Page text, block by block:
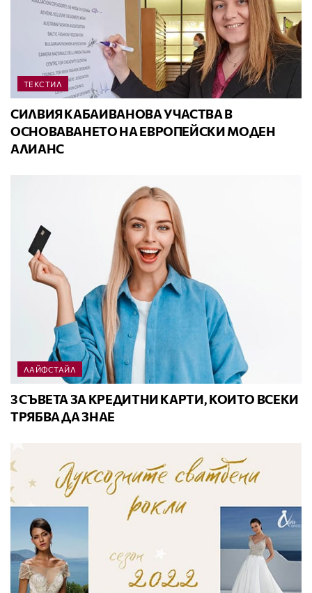
ТЕКСТИЛ
СИЛВИЯ КАБАИВАНОВА УЧАСТВА В
ОСНОВАВАНЕТО НА ЕВРОПЕЙСКИ МОДЕН
АЛИАНС
ЛАЙФСТАЙЛ
3 СЪВЕТА ЗА КРЕДИТНИ КАРТИ, КОИТО ВСЕКИ
ТРЯБВА ДА ЗНАЕ